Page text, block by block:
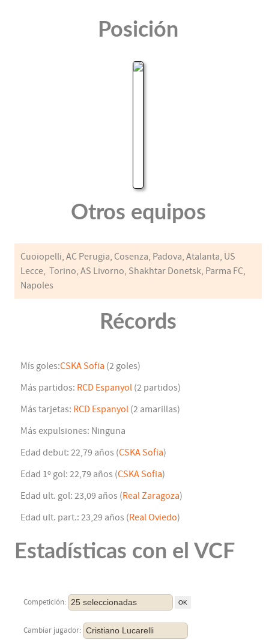
Posición
Otros equipos
Cuoiopelli, AC Perugia, Cosenza, Padova, Atalanta, US
Lecce, Torino, AS Livorno, Shakhtar Donetsk, Parma FC,
Napoles
Récords
Mís goles:CSKA Sofia (2 goles)
Más partidos: RCD Espanyol (2 partidos)
Más tarjetas: RCD Espanyol (2 amarillas)
Más expulsiones: Ninguna
Edad debut: 22,79 años (CSKA Sofia)
Edad 1º gol: 22,79 años (CSKA Sofia)
Edad ult. gol: 23,09 años (Real Zaragoza)
Edad ult. part.: 23,29 años (Real Oviedo)
Estadísticas con el VCF
Competición: 25 seleccionadas
Cambiar jugador: Cristiano Lucarelli